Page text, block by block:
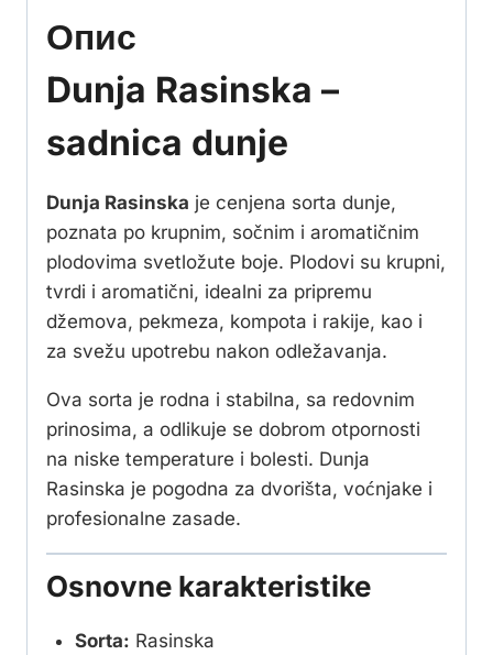
Опис
Dunja Rasinska –
sadnica dunje
Dunja Rasinska je cenjena sorta dunje,
poznata po krupnim, sočnim i aromatičnim
plodovima svetložute boje. Plodovi su krupni,
tvrdi i aromatični, idealni za pripremu
džemova, pekmeza, kompota i rakije, kao i
za svežu upotrebu nakon odležavanja.
Ova sorta je rodna i stabilna, sa redovnim
prinosima, a odlikuje se dobrom otpornosti
na niske temperature i bolesti. Dunja
Rasinska je pogodna za dvorišta, voćnjake i
profesionalne zasade.
Osnovne karakteristike
Sorta: Rasinska